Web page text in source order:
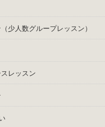
少人数グループレッスン）
レッスン